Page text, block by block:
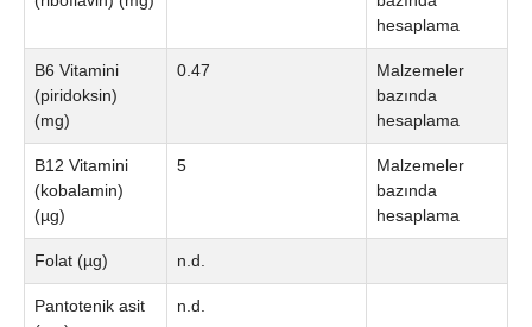
hesaplama
B6 Vitamini
(piridoksin)
(mg)
0.47
Malzemeler
bazında
hesaplama
B12 Vitamini
(kobalamin)
(µg)
5
Malzemeler
bazında
hesaplama
Folat (µg) n.d.
Pantotenik asit
n.d.